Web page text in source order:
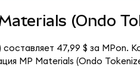
Materials (Ondo
47,99 $ за MPon.
MP Materials (Ondo